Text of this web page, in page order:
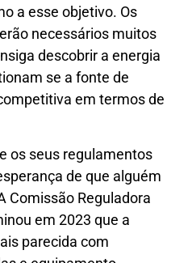
a esse objetivo. Os
necessários muitos
descobrir a energia
se a fonte de
em termos de
os seus regulamentos
de que alguém
Comissão Reguladora
em 2023 que a
parecida com